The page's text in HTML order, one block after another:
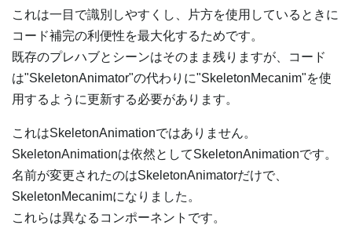
これは一目で識別しやすくし、片方を使用しているときに
コード補完の利便性を最大化するためです。
既存のプレハブとシーンはそのまま残りますが、コード
は"SkeletonAnimator"の代わりに"SkeletonMecanim"を使
用するように更新する必要があります。
これはSkeletonAnimationではありません。
SkeletonAnimationは依然としてSkeletonAnimationです。
名前が変更されたのはSkeletonAnimatorだけで、
SkeletonMecanimになりました。
これらは異なるコンポーネントです。